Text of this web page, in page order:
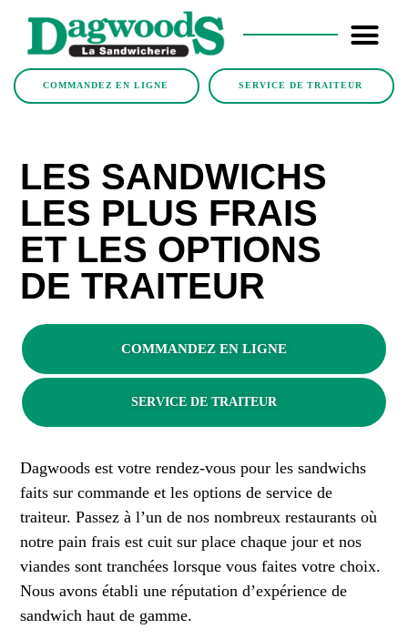
COMMANDEZ EN LIGNE SERVICE DE TRAITEUR
LES SANDWICHS
LES PLUS FRAIS
ET LES OPTIONS
DE TRAITEUR
COMMANDEZ EN LIGNE
SERVICE DE TRAITEUR
Dagwoods est votre rendez-vous pour les sandwichs
faits sur commande et les options de service de
traiteur. Passez à l’un de nos nombreux restaurants où
notre pain frais est cuit sur place chaque jour et nos
viandes sont tranchées lorsque vous faites votre choix.
Nous avons établi une réputation d’expérience de
sandwich haut de gamme.